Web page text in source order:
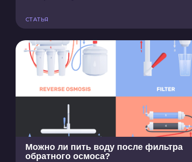
СТАТЬЯ
Можно ли пить воду после фильтра
обратного осмоса?